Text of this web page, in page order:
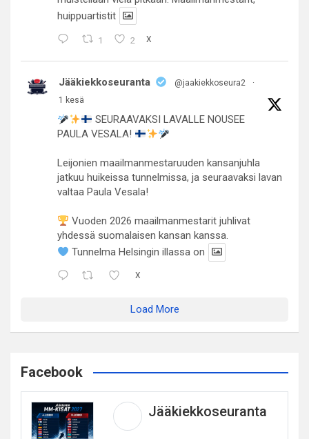
huippuartistit
1 2 X
Jääkiekkoseuranta @jaakiekkoseura2
·
1 kesä
SEURAAVAKSI LAVALLE NOUSEE
PAULA VESALA!
Leijonien maailmanmestaruuden kansanjuhla
jatkuu huikeissa tunnelmissa, ja seuraavaksi lavan
valtaa Paula Vesala!
Vuoden 2026 maailmanmestarit juhlivat
yhdessä suomalaisen kansan kanssa.
Tunnelma Helsingin illassa on
X
Load More
Facebook
Jääkiekkoseuranta